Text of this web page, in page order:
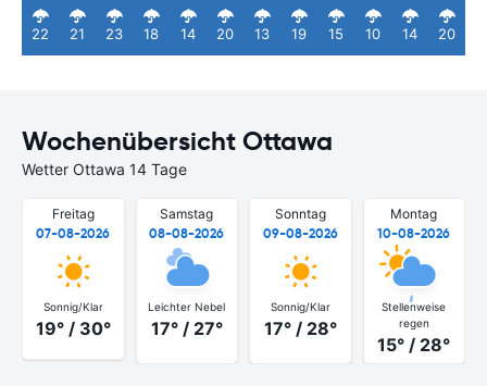
22 21 23 18 14 20 13 19 15 10 14 20
Wochenübersicht Ottawa
Wetter Ottawa 14 Tage
Freitag
07-08-2026
Sonnig/Klar
19° / 30°
Samstag
08-08-2026
Leichter Nebel
17° / 27°
Sonntag
09-08-2026
Sonnig/Klar
17° / 28°
Montag
10-08-2026
Stellenweise
regen
15° / 28°